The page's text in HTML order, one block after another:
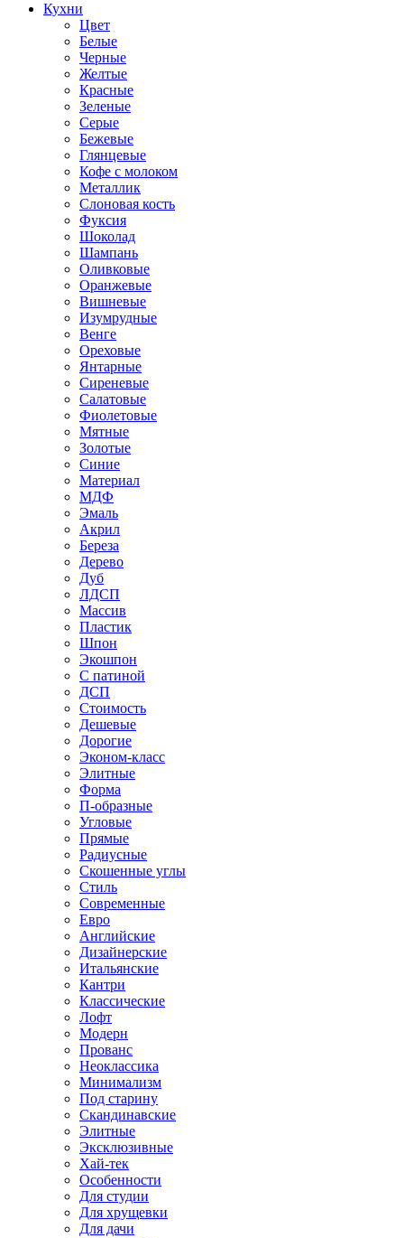
Кухни
Цвет
Белые
Черные
Желтые
Красные
Зеленые
Серые
Бежевые
Глянцевые
Кофе с молоком
Металлик
Слоновая кость
Фуксия
Шоколад
Шампань
Оливковые
Оранжевые
Вишневые
Изумрудные
Венге
Ореховые
Янтарные
Сиреневые
Салатовые
Фиолетовые
Мятные
Золотые
Синие
Материал
МДФ
Эмаль
Акрил
Береза
Дерево
Дуб
ЛДСП
Массив
Пластик
Шпон
Экошпон
С патиной
ДСП
Стоимость
Дешевые
Дорогие
Эконом-класс
Элитные
Форма
П-образные
Угловые
Прямые
Радиусные
Скошенные углы
Стиль
Современные
Евро
Английские
Дизайнерские
Итальянские
Кантри
Классические
Лофт
Модерн
Прованс
Неоклассика
Минимализм
Под старину
Скандинавские
Элитные
Эксклюзивные
Хай-тек
Особенности
Для студии
Для хрущевки
Для дачи